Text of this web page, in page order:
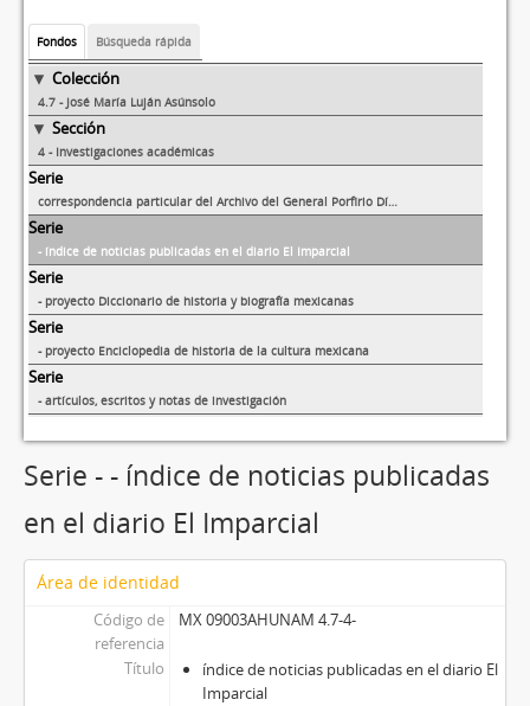
Fondos Búsqueda rápida
Colección
4.7 - José María Luján Asúnsolo
Sección
4 - Investigaciones académicas
Serie
correspondencia particular del Archivo del General Porfirio Díaz
Serie
- índice de noticias publicadas en el diario El Imparcial
Serie
- proyecto Diccionario de historia y biografía mexicanas
Serie
- proyecto Enciclopedia de historia de la cultura mexicana
Serie
- artículos, escritos y notas de investigación
Serie - - índice de noticias publicadas
en el diario El Imparcial
Área de identidad
Código de
referencia
MX 09003AHUNAM 4.7-4-
Título
índice de noticias publicadas en el diario El
Imparcial